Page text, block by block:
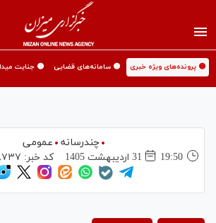
🟡 پرونده‌های ویژه خبری 🟡 سامانه‌های قضایی 🟡 جنایت
چندرسانه
عمومی
19:50
31 ارديبهشت 1405 کد خبر: